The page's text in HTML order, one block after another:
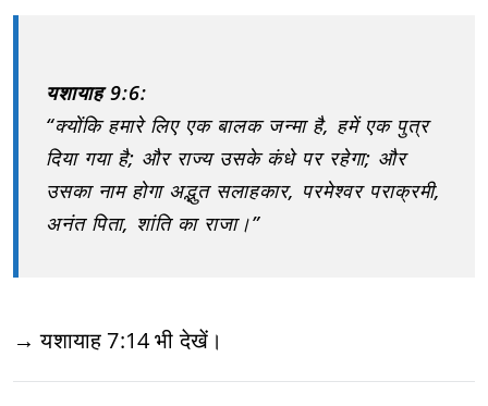
यशायाह 9:6:
“क्योंकि हमारे लिए एक बालक जन्मा है, हमें एक पुत्र
दिया गया है; और राज्य उसके कंधे पर रहेगा; और
उसका नाम होगा अद्भुत सलाहकार, परमेश्वर पराक्रमी,
अनंत पिता, शांति का राजा।”
→ यशायाह 7:14 भी देखें।